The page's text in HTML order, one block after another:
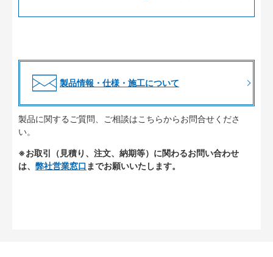
製品情報・仕様・施工について
製品に関するご質問、ご相談はこちらからお問合せくださ
い。
※お取引（見積り、注文、納期等）に関わるお問い合わせ
は、 弊社営業窓口 までお願いいたします。